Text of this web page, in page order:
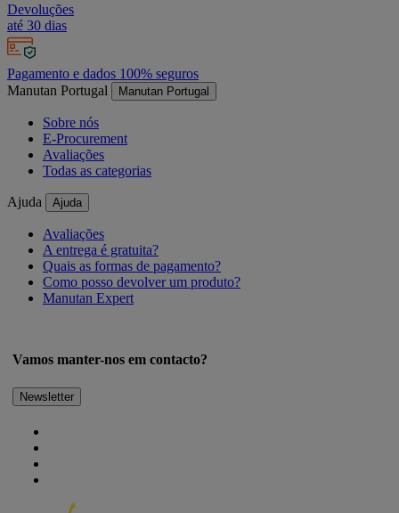
Devoluções
até 30 dias
Pagamento e dados 100% seguros
Manutan Portugal
Manutan Portugal
Sobre nós
E-Procurement
Avaliações
Todas as categorias
Ajuda Ajuda
Avaliações
A entrega é gratuita?
Quais as formas de pagamento?
Como posso devolver um produto?
Manutan Expert
Vamos manter-nos em contacto?
Newsletter